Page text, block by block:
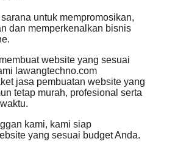
untuk mempromosikan,
dan memperkenalkan bisnis
website yang sesuai
lawangtechno.com
jasa pembuatan website yang
tetap murah, profesional serta
kami, kami siap
yang sesuai budget Anda.